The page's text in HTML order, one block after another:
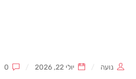
נועה יולי 22, 2026 0